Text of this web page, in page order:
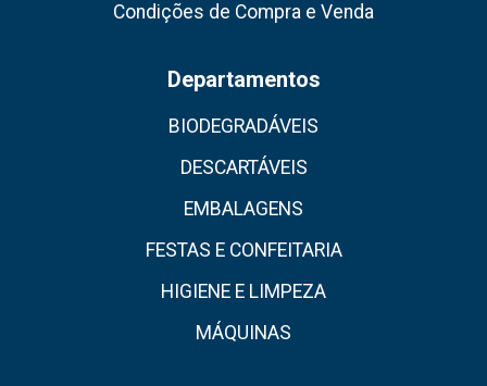
Condições de Compra e Venda
Departamentos
BIODEGRADÁVEIS
DESCARTÁVEIS
EMBALAGENS
FESTAS E CONFEITARIA
HIGIENE E LIMPEZA
MÁQUINAS